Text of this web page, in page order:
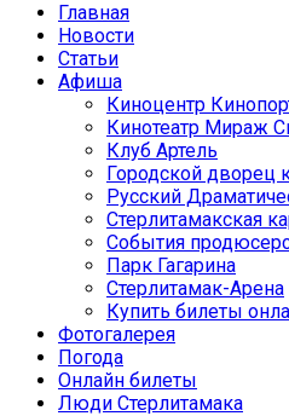
Главная
Новости
Статьи
Афиша
Киноцентр
Кинотеатр Мираж
Клуб Артель
Городской дворец
Русский
Стерлитамакская
События
Парк Гагарина
Стерлитамак-Арена
Купить билеты
Фотогалерея
Погода
Онлайн билеты
Люди Стерлитамака